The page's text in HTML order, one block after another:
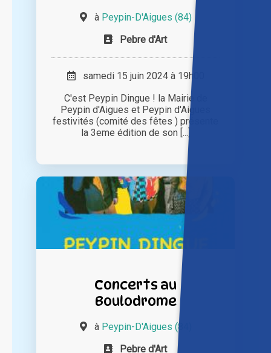
à Peypin-D'Aigues (84)
Pebre d'Art
samedi 15 juin 2024 à 19h00
C'est Peypin Dingue ! la Mairie de
Peypin d'Aigues et Peypin d'Aigues
festivités (comité des fêtes ) présente
la 3eme édition de son [...]
Concerts au
Boulodrome
à Peypin-D'Aigues (84)
Pebre d'Art